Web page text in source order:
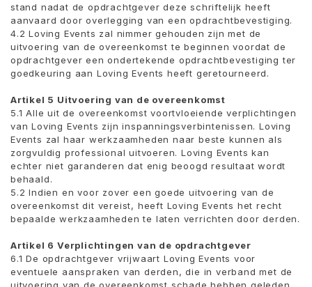
stand nadat de opdrachtgever deze schriftelijk heeft
aanvaard door overlegging van een opdrachtbevestiging.
4.2 Loving Events zal nimmer gehouden zijn met de
uitvoering van de overeenkomst te beginnen voordat de
opdrachtgever een ondertekende opdrachtbevestiging ter
goedkeuring aan Loving Events heeft geretourneerd.
Artikel 5 Uitvoering van de overeenkomst
5.1 Alle uit de overeenkomst voortvloeiende verplichtingen
van Loving Events zijn inspanningsverbintenissen. Loving
Events zal haar werkzaamheden naar beste kunnen als
zorgvuldig professional uitvoeren. Loving Events kan
echter niet garanderen dat enig beoogd resultaat wordt
behaald.
5.2 Indien en voor zover een goede uitvoering van de
overeenkomst dit vereist, heeft Loving Events het recht
bepaalde werkzaamheden te laten verrichten door derden.
Artikel 6 Verplichtingen van de opdrachtgever
6.1 De opdrachtgever vrijwaart Loving Events voor
eventuele aanspraken van derden, die in verband met de